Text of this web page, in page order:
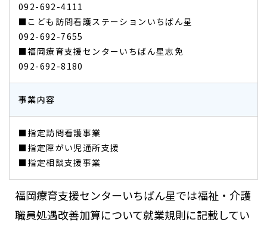
​​​​​​​092-692-4111
■こども訪問看護ステーションいちばん星
​​​​​​​092-692-7655
■福岡療育支援センターいちばん星志免
092-692-8180
事業内容
■指定訪問看護事業
■指定障がい児通所支援
■指定相談支援事業
福岡療育支援センターいちばん星では福祉・介護
職員処遇改善加算について就業規則に記載してい